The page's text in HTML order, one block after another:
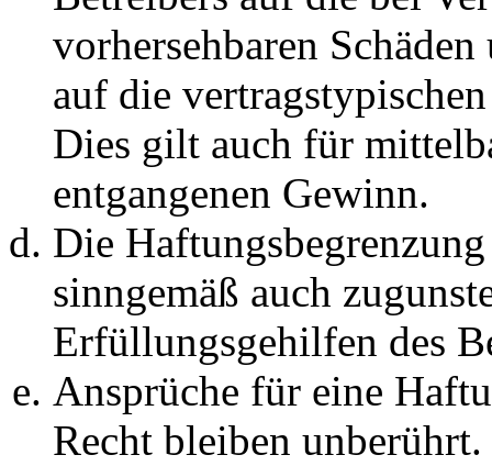
vorhersehbaren
auf die
Dies gilt auch für
entgangenen Gewinn.
Die
sinngemäß auch
Erfüllungsgehilfen des
Ansprüche für eine
Recht bleiben unberührt.